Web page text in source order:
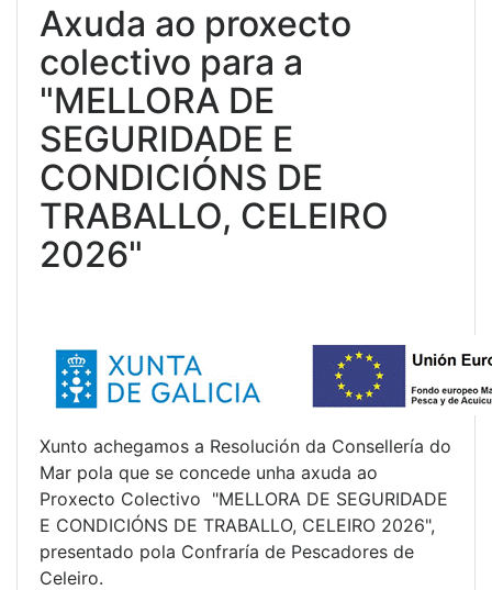
Axuda ao proxecto
colectivo para a
"MELLORA DE
SEGURIDADE E
CONDICIÓNS DE
TRABALLO, CELEIRO
2026"
Xunto achegamos a Resolución da Consellería do
Mar pola que se concede unha axuda ao
Proxecto Colectivo "MELLORA DE SEGURIDADE
E CONDICIÓNS DE TRABALLO, CELEIRO 2026",
presentado pola Confraría de Pescadores de
Celeiro.